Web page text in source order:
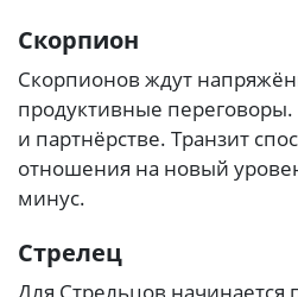
Скорпион
Скорпионов ждут
продуктивные
и партнёрстве. Транзит
отношения на новый
минус.
Стрелец